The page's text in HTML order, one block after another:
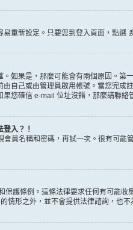
重新設定。只要您到登入頁面，點選
如果是，那麼可能會有兩個原因。
自己或由管理員啟用帳號。當您完
您確信 e-mail 位址沒錯，那麼請聯絡
入？！
員名稱和密碼，再試一次。很有可
保護條例。這條法律要求任何有可能
情形之外，並不會提供法律諮詢，也不